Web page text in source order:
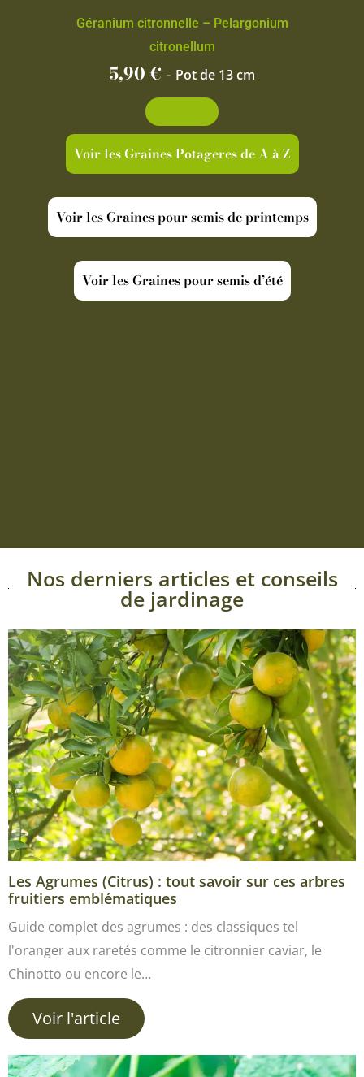
Géranium citronnelle – Pelargonium
citronellum
5,90€ - Pot de 13 cm
Voir les Graines Potageres de A à Z
Voir les Graines pour semis de printemps
Voir les Graines pour semis d’été
Nos derniers articles et conseils
de jardinage
Les Agrumes (Citrus) : tout savoir sur ces arbres
fruitiers emblématiques
Guide complet des agrumes : des classiques tel
l'oranger aux raretés comme le citronnier caviar, le
Chinotto ou encore le…
Voir l'article